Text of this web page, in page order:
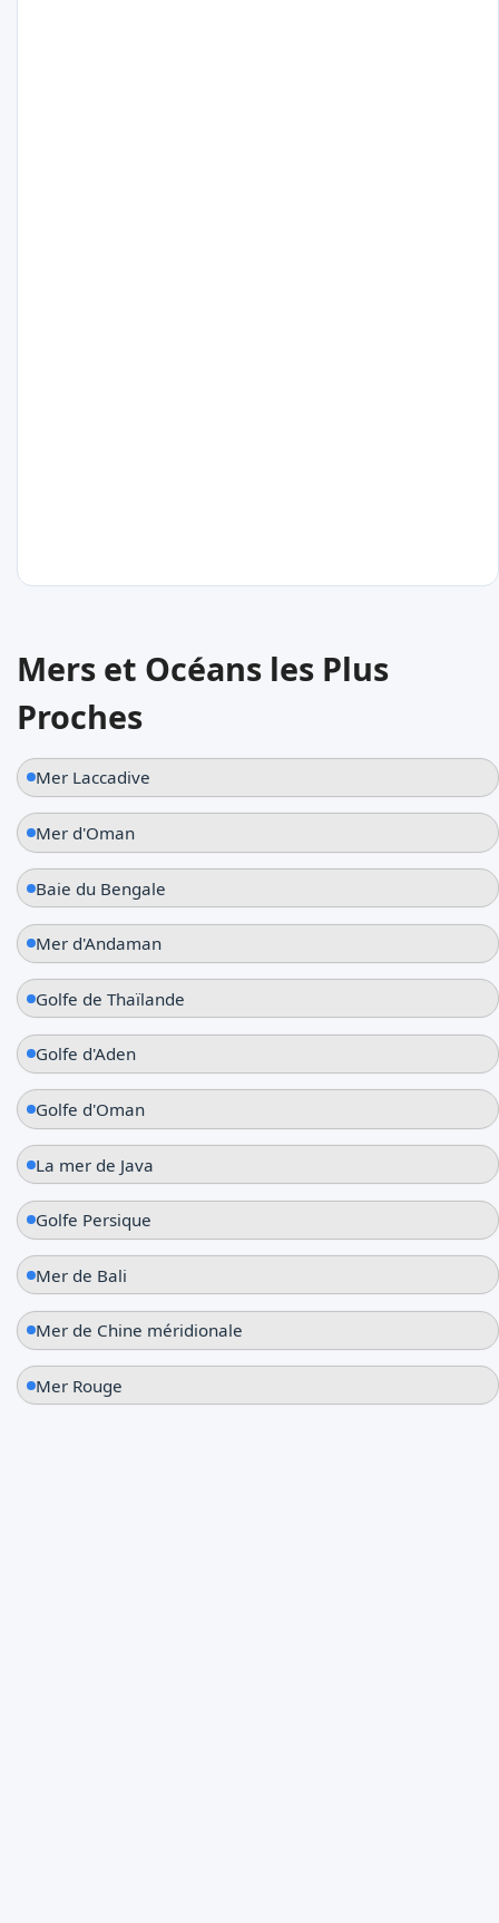
Antsiranana
Madagascar
Mers et Océans les Plus
Proches
Mer Laccadive
Mer d'Oman
Baie du Bengale
Mer d'Andaman
Golfe de Thaïlande
Golfe d'Aden
Golfe d'Oman
La mer de Java
Golfe Persique
Mer de Bali
Mer de Chine méridionale
Mer Rouge